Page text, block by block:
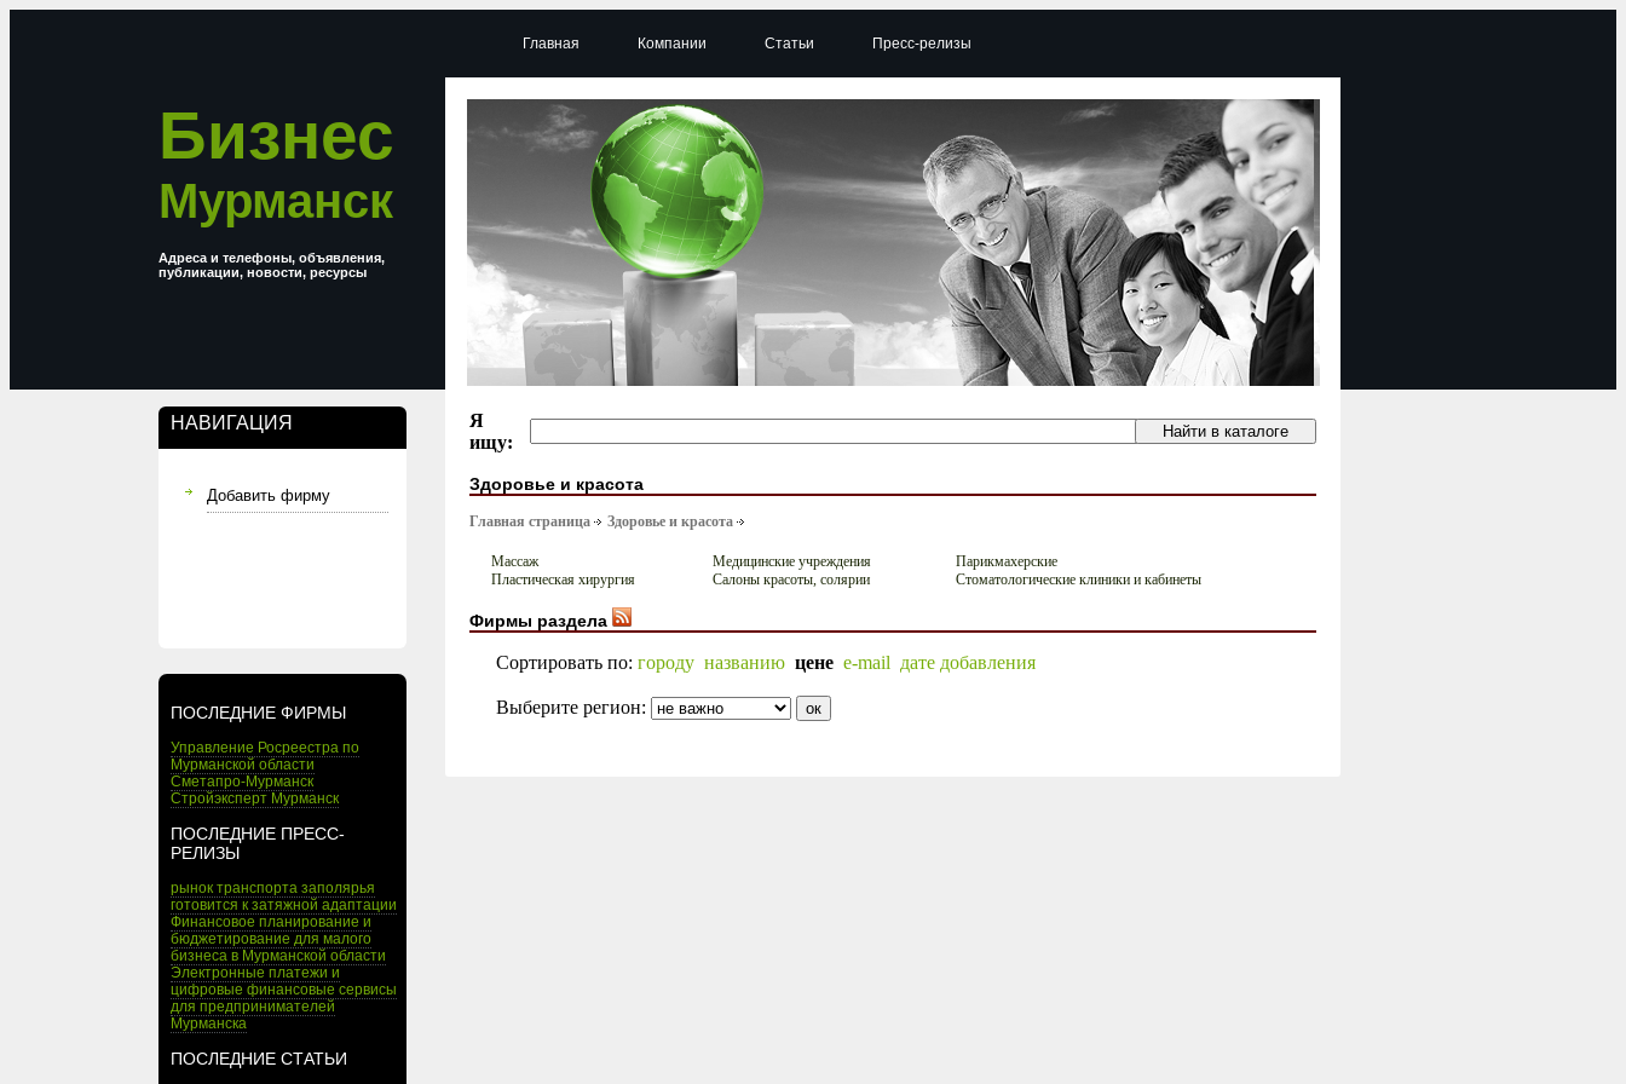
Бизнес
Мурманск
Адреса и телефоны, объявления,
публикации, новости, ресурсы
НАВИГАЦИЯ
Добавить фирму
ПОСЛЕДНИЕ ФИРМЫ
Управление Росреестра по
Мурманской области
Сметапро-Мурманск
Стройэксперт Мурманск
ПОСЛЕДНИЕ ПРЕСС-
РЕЛИЗЫ
рынок транспорта заполярья
готовится к затяжной адаптации
Финансовое планирование и
бюджетирование для малого
бизнеса в Мурманской области
Электронные платежи и
цифровые финансовые сервисы
для предпринимателей
Мурманска
ПОСЛЕДНИЕ СТАТЬИ
Главная Компании Статьи Пресс-релизы
Я
ищу:
Здоровье и красота
Главная страница Здоровье и красота
Массаж Медицинские учреждения
Парикмахерские
Пластическая хирургия
Салоны красоты, солярии Стоматологические клиники и кабинеты
Фирмы раздела
Сортировать по: городу названию цене e-mail дате добавления
Выберите регион: